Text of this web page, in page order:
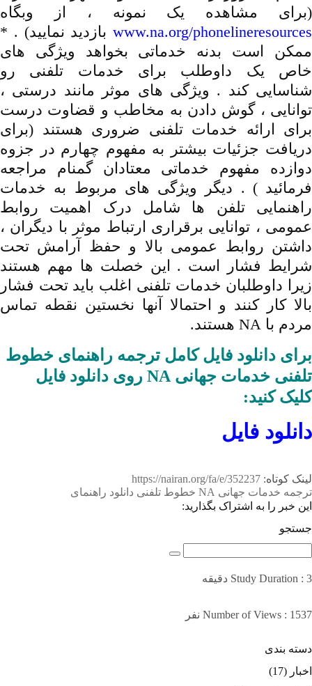
(برای مشاهده یک نمونه ، از وبگاه
www.na.org/phonelineresources بازدید نمایید) . *
ممکن است بدنه خدماتی بخواهد ویژگی های
خاص یک داوطلب برای خدمات تلفنی رو
شناسایی کند . ویژگی های موثر مانند درستی ،
توانایی ، گوش دادن به مخاطب و قضاوت درست
برای ارائه خدمات تلفنی ضروری هستند (برای
دریافت جزئیات بیشتر به مفهوم چهارم در جزوه
دوازده مفهوم خدماتی معتادان گمنام مراجعه
فرمائید ) . دیگر ویژگی های مربوط به خدمات
راهنمایی تلفن ها شامل درک اهمیت روابط
عمومی ، توانایی برقراری ارتباط موثر با دیگران ،
داشتن روابط عمومی بالا و حفظ آرامش تحت
شرایط فشار است . این خصلت ها مهم هستند
زیرا داوطلبان خدمات تلفنی اغلب باید تحت فشار
بالا کار کنند و احتمالا آنها نخستین نقطه تماس
مردم با NA هستند.
برای دانلود فایل کامل ترجمه راهنمای خطوط
تلفنی خدمات جهانی NA روی دانلود فایل
کلیک کنید:
دانلود فایل
لینک کوتاه: https://nairan.org/fa/e/352237
ترجمه خدمات جهانی NA خطوط تلفنی دانلود راهنمای
این خبر را به اشتراک بگذارید:
جستجو
Study Duration : 3 دقیقه
Number of Views : 1537 نفر
دسته بندی
اخبار (17)